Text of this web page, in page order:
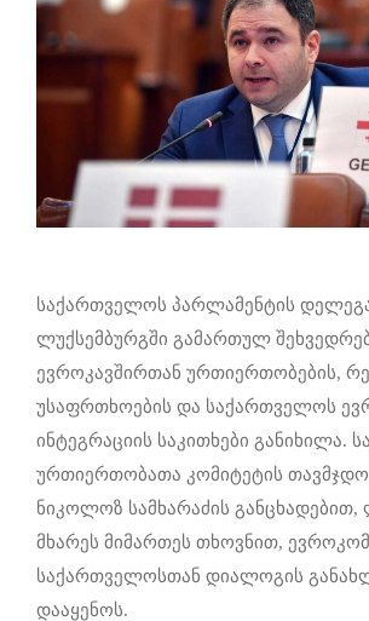
საქართველოს პარლამენტის
ლუქსემბურგში გამართულ
ევროკავშირთან ურთიერთობების,
უსაფრთხოების და საქართველოს
ინტეგრაციის საკითხები განიხილა.
ურთიერთობათა კომიტეტის
ნიკოლოზ სამხარაძის განცხადებით,
მხარეს მიმართეს თხოვნით,
საქართველოსთან დიალოგის
დააყენოს.